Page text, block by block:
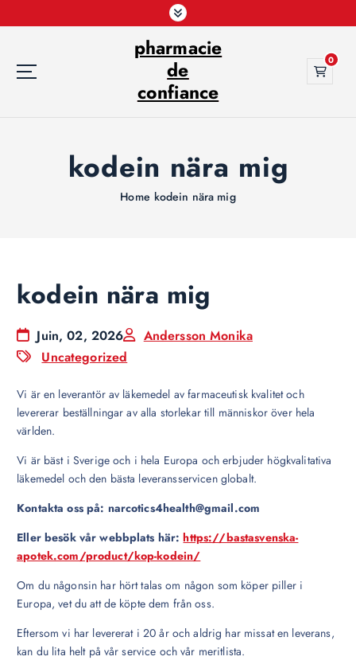
k
pharmacie
de
confiance
0
kodein nära mig
Home kodein nära mig
kodein nära mig
Juin, 02, 2026
Andersson Monika
Uncategorized
Vi är en leverantör av läkemedel av farmaceutisk kvalitet och
levererar beställningar av alla storlekar till människor över hela
världen.
Vi är bäst i Sverige och i hela Europa och erbjuder högkvalitativa
läkemedel och den bästa leveransservicen globalt.
Kontakta oss på: narcotics4health@gmail.com
Eller besök vår webbplats här:https://bastasvenska-
apotek.com/product/kop-kodein/
Om du någonsin har hört talas om någon som köper piller i
Europa, vet du att de köpte dem från oss.
Eftersom vi har levererat i 20 år och aldrig har missat en leverans,
kan du lita helt på vår service och vår meritlista.